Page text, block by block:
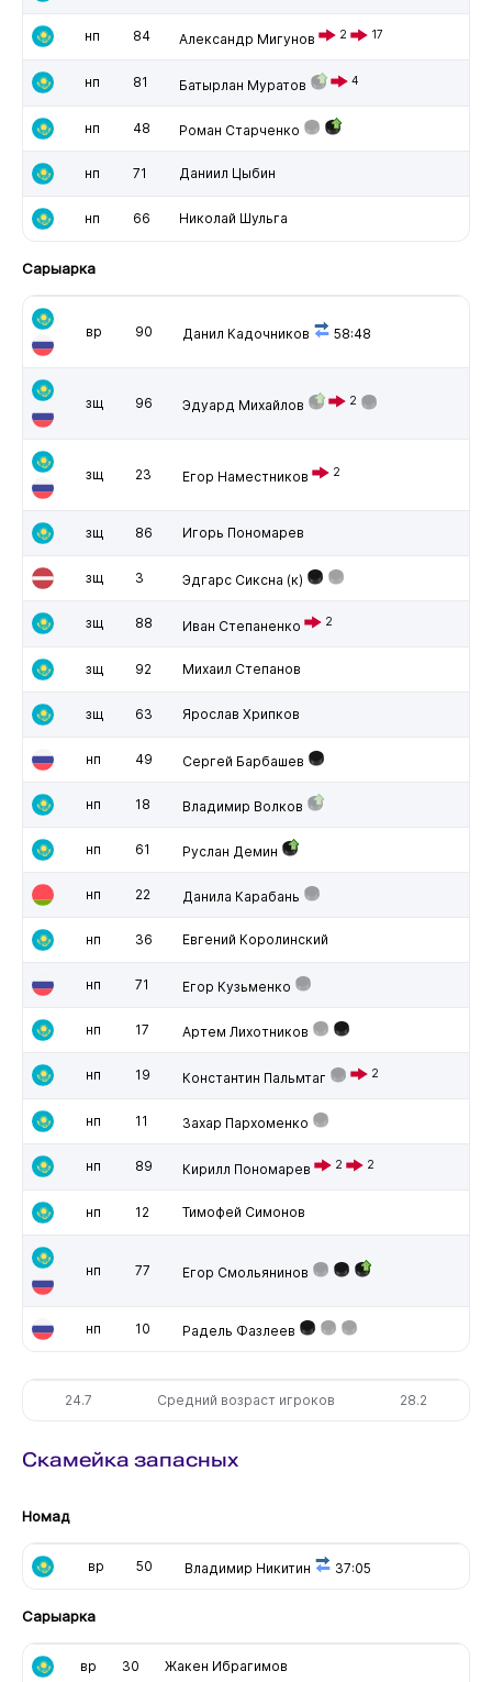
нп 84 Александр Мигунов 2 17
нп 81 Батырлан Муратов 4
нп 48 Роман Старченко
нп 71 Даниил Цыбин
нп 66 Николай Шульга
Сарыарка
вр 90 Данил Кадочников 58:48
зщ 96 Эдуард Михайлов 2
зщ 23 Егор Наместников 2
зщ 86 Игорь Пономарев
зщ 3 Эдгарс Сиксна (к)
зщ 88 Иван Степаненко 2
зщ 92 Михаил Степанов
зщ 63 Ярослав Хрипков
нп 49 Сергей Барбашев
нп 18 Владимир Волков
нп 61 Руслан Демин
нп 22 Данила Карабань
нп 36 Евгений Королинский
нп 71 Егор Кузьменко
нп 17 Артем Лихотников
нп 19 Константин Пальмтаг 2
нп 11 Захар Пархоменко
нп 89 Кирилл Пономарев 2 2
нп 12 Тимофей Симонов
нп 77 Егор Смольянинов
нп 10 Радель Фазлеев
24.7 Средний возраст игроков 28.2
Скамейка запасных
Номад
вр 50 Владимир Никитин 37:05
Сарыарка
вр 30 Жакен Ибрагимов